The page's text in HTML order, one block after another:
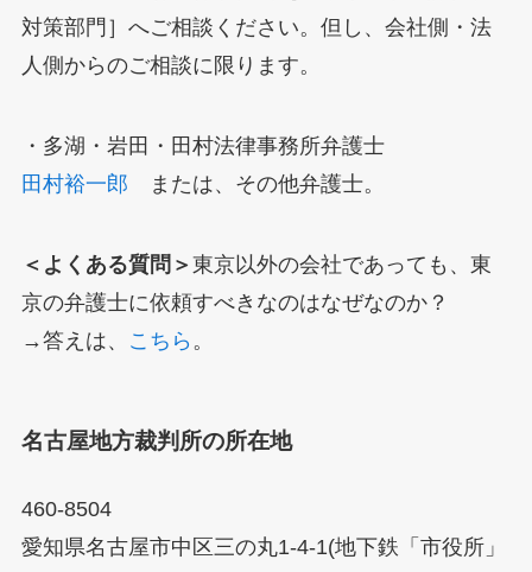
対策部門］へご相談ください。但し、会社側・法
人側からのご相談に限ります。
・多湖・岩田・田村法律事務所弁護士
田村裕一郎 または、その他弁護士。
＜よくある質問＞ 東京以外の会社であっても、東
京の弁護士に依頼すべきなのはなぜなのか？
→答えは、
こちら 。
名古屋地方裁判所の所在地
460-8504
愛知県名古屋市中区三の丸1-4-1(地下鉄「市役所」